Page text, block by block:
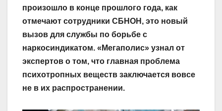
произошло в конце прошлого года, как
отмечают сотрудники СБНОН, это новый
вызов для службы по борьбе с
наркосиндикатом. «Мегаполис» узнал от
экспертов о том, что главная проблема
психотропных веществ заключается вовсе
не в их распространении.